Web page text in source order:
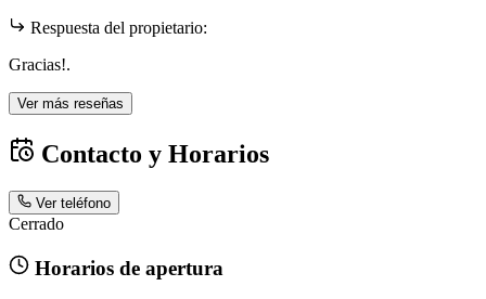
Respuesta del propietario:
Gracias!.
Ver más reseñas
Contacto y Horarios
Ver teléfono
Cerrado
Horarios de apertura